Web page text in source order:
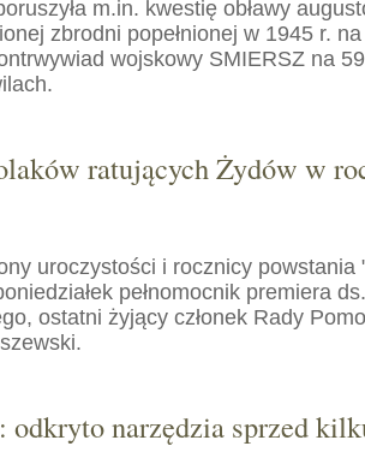
m.in. kwestię obławy
zbrodni popełnionej w 1945 r.
wojskowy SMIERSZ na
ratujących Żydów w
uroczystości i rocznicy powstania
pełnomocnik premiera
ostatni żyjący członek Rady
odkryto narzędzia sprzed